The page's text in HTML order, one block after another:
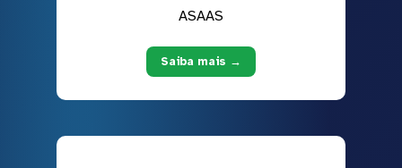
ASAAS
Saiba mais →